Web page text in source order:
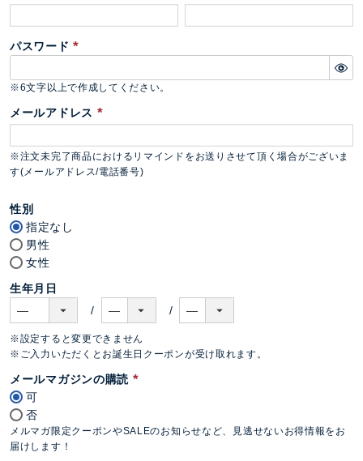
必
須
パスワード
必
)
※6文字以上で作成してください。
メールアドレス
必
須
※注文未完了商品におけるリマインドをお送りさせて頂く場合がございま
す(メールアドレス/電話番号)
性別
指定なし
男性
女性
生年月日
※設定すると変更できません
※ご入力いただくとお誕生日クーポンが受け取れます。
メールマガジンの購読
須
可
否
メルマガ限定クーポンやSALEのお知らせなど、見逃せないお得情報をお
届けします！